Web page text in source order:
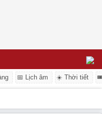
📅 Lịch âm ☀️ Thời tiết